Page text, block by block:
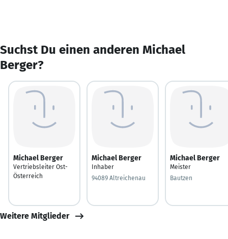
Suchst Du einen anderen Michael
Berger?
Michael Berger
Vertriebsleiter Ost-
Österreich
Michael Berger
Inhaber
94089 Altreichenau
Michael Berger
Meister
Bautzen
Weitere Mitglieder